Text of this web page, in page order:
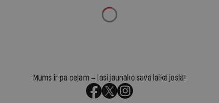
Loading...
Mums ir pa ceļam — lasi jaunāko savā laika joslā!